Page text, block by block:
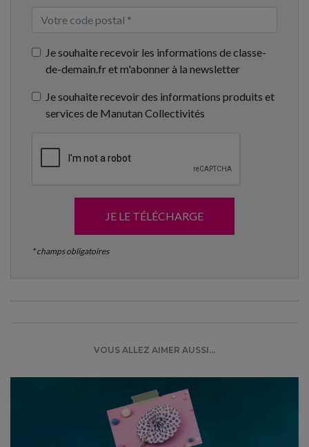
Je souhaite recevoir les informations de classe-
de-demain.fr et m'abonner à la newsletter
Je souhaite recevoir des informations produits et
services de Manutan Collectivités
JE LE TÉLÉCHARGE
* champs obligatoires
VOUS ALLEZ AIMER AUSSI...